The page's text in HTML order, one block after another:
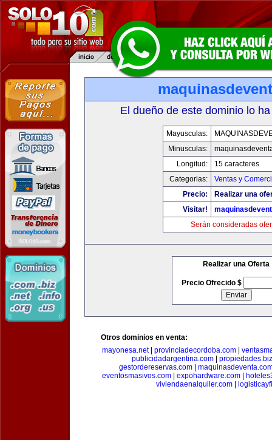
El dueño de este dominio lo
Mayusculas:
Minusculas:
Longitud:
15 caracteres
Categorias:
Ventas y
Precio:
Realizar una
Visitar!
Serán consideradas
Realizar una Oferta
Precio Ofrecido $
Otros dominios en venta:
mayonesa.net| provinciadecordoba.com
publicidadargentina.com| propiedades.biz
gestordereservas.com|
eventosmasivos.com
expohardware.com
viviendaenalquiler.com